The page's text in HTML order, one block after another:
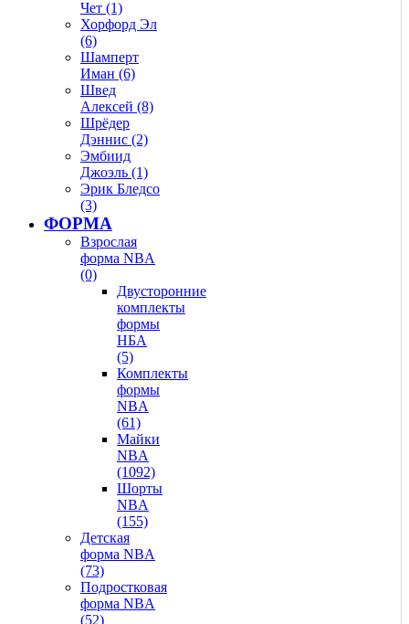
Чет (1)
Хорфорд Эл
(6)
Шамперт
Иман (6)
Швед
Алексей (8)
Шрёдер
Дэннис (2)
Эмбиид
Джоэль (1)
Эрик Бледсо
(3)
ФОРМА
Взрослая
форма NBA
(0)
Двусторонние
комплекты
формы
НБА
(5)
Комплекты
формы
NBA
(61)
Майки
NBA
(1092)
Шорты
NBA
(155)
Детская
форма NBA
(73)
Подростковая
форма NBA
(52)